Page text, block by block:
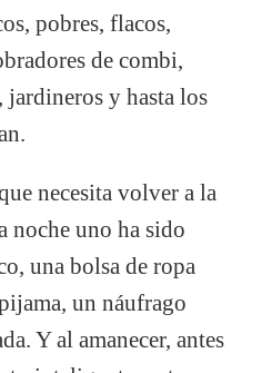
pobres, flacos,
de combi,
jardineros y hasta los
necesita volver a la
noche uno ha sido
una bolsa de ropa
un náufrago
Y al amanecer, antes